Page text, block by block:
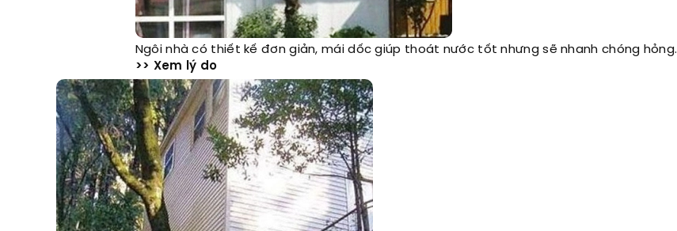
Ngôi nhà có thiết kế đơn giản, mái dốc giúp thoát nước tốt nhưng sẽ nhanh chóng hỏng.
>> Xem lý do